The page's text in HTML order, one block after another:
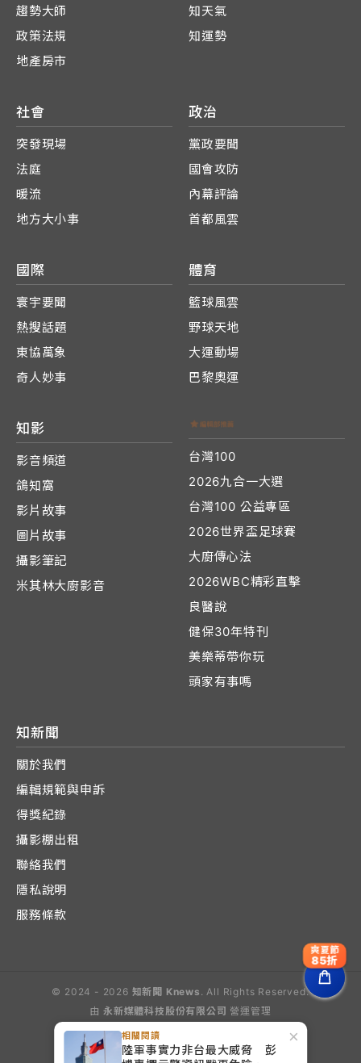
×
相關閱讀
陸軍事實力非台最大威脅 彭
趨勢大師
政策法規
地產房市
知天氣
知運勢
社會
突發現場
法庭
暖流
地方大小事
政治
黨政要聞
國會攻防
內幕評論
首都風雲
國際
寰宇要聞
熱搜話題
東協萬象
奇人妙事
體育
籃球風雲
野球天地
大運動場
巴黎奧運
知影
影音頻道
鴿知窩
影片故事
圖片故事
攝影筆記
米其林大廚影音
台灣100
2026九合一大選
台灣100 公益專區
2026世界盃足球賽
大廚傳心法
2026WBC精彩直擊
良醫說
健保30年特刊
美樂蒂帶你玩
頭家有事嗎
知新聞
關於我們
編輯規範與申訴
得獎紀錄
攝影棚出租
聯絡我們
隱私說明
服務條款
© 2024 - 2026 知新聞 Knews . All Rights Reserved.
由 永新媒體科技股份有限公司 營運管理
爽夏節
85折